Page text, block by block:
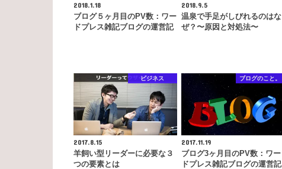
2018.1.18
ブログ５ヶ月目のPV数：ワー
ドプレス雑記ブログの運営記
2018.9.5
温泉で手足がしびれるのはな
ぜ？〜原因と対処法〜
ビジネス
2017.8.15
羊飼い型リーダーに必要な３
つの要素とは
ブログのこと。
2017.11.19
ブログ3ヶ月目のPV数：ワー
ドプレス雑記ブログの運営記